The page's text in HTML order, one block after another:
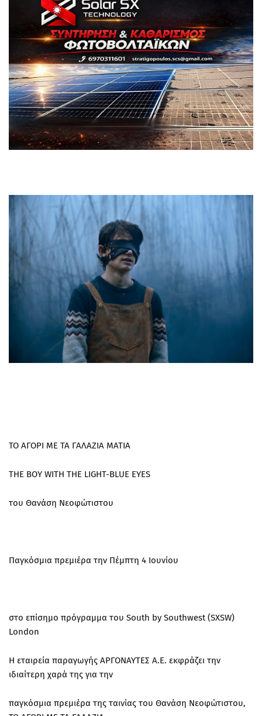
ΤΟ ΑΓΟΡΙ ΜΕ ΤΑ ΓΑΛΑΖΙΑ ΜΑΤΙΑ
THE BOY WITH THE LIGHT-BLUE EYES
του Θανάση Νεοφώτιστου
Παγκόσμια πρεμιέρα την Πέμπτη 4 Ιουνίου
στο επίσημο πρόγραμμα του South by Southwest (SXSW)
London
Η εταιρεία παραγωγής ΑΡΓΟΝΑΥΤΕΣ Α.Ε. εκφράζει την
ιδιαίτερη χαρά της για την
παγκόσμια πρεμιέρα της ταινίας του Θανάση Νεοφώτιστου,